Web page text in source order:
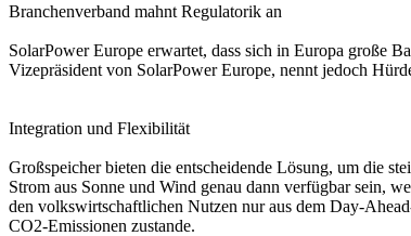
Branchenverband mahnt Regulatorik an
SolarPower Europe erwartet, dass sich in Europa große
Vizepräsident von SolarPower Europe, nennt jedoch
Integration und Flexibilität
Großspeicher bieten die entscheidende Lösung, um die
Strom aus Sonne und Wind genau dann verfügbar sein,
den volkswirtschaftlichen Nutzen nur aus dem Day-
CO2-Emissionen zustande.